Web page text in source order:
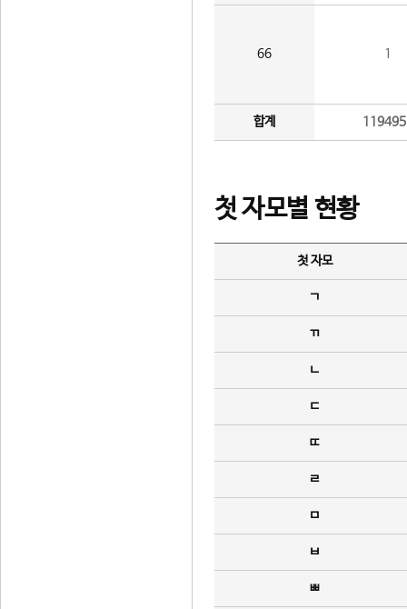
66 1
합계
첫 자모별 현황
첫 자모
ㄱ
ㄲ
ㄴ
ㄷ
ㄸ
ㄹ
ㅁ
ㅂ
ㅃ